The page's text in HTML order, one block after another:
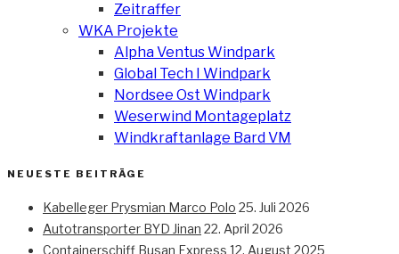
Zeitraffer
WKA Projekte
Alpha Ventus Windpark
Global Tech I Windpark
Nordsee Ost Windpark
Weserwind Montageplatz
Windkraftanlage Bard VM
NEUESTE BEITRÄGE
Kabelleger Prysmian Marco Polo 25. Juli 2026
Autotransporter BYD Jinan 22. April 2026
Containerschiff Busan Express 12. August 2025